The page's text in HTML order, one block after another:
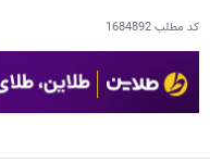
کد مطلب1684892